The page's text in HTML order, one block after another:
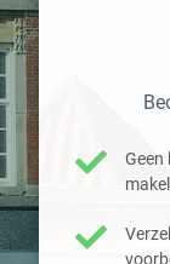
Geen